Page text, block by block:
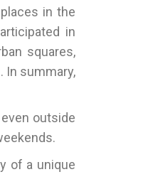
in the
in
squares,
In summary,
outside
of a unique